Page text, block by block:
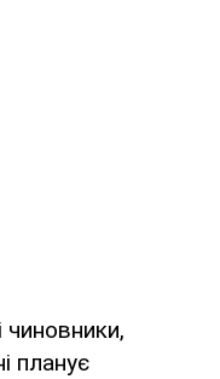
чиновники,
планує